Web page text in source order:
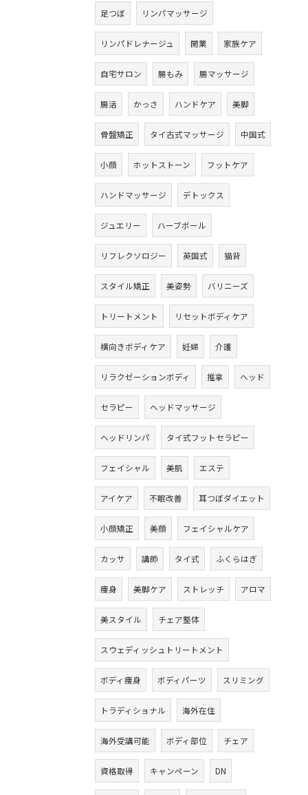
足つぼ リンパマッサージ
リンパドレナージュ 開業 家族ケア
自宅サロン 腸もみ 腸マッサージ
腸活 かっさ ハンドケア 美脚
骨盤矯正 タイ古式マッサージ 中国式
小顔 ホットストーン フットケア
ハンドマッサージ デトックス
ジュエリー ハーブボール
リフレクソロジー 英国式 猫背
スタイル矯正 美姿勢 バリニーズ
トリートメント リセットボディケア
横向きボディケア 妊婦 介護
リラクゼーションボディ 推拿 ヘッド
セラピー ヘッドマッサージ
ヘッドリンパ タイ式フットセラピー
フェイシャル 美肌 エステ
アイケア 不眠改善 耳つぼダイエット
小顔矯正 美顔 フェイシャルケア
カッサ 講師 タイ式 ふくらはぎ
痩身 美脚ケア ストレッチ アロマ
美スタイル チェア整体
スウェディッシュトリートメント
ボディ痩身 ボディパーツ スリミング
トラディショナル 海外在住
海外受講可能 ボディ部位 チェア
資格取得 キャンペーン DN